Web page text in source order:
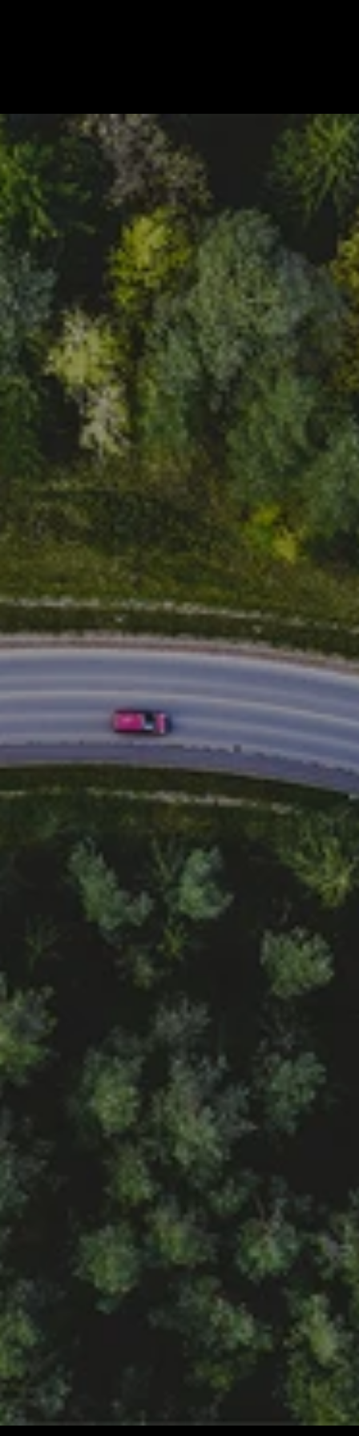
Download
MODBUS API
Download
!
Műszaki kérdés,
hibabejelentés csak az alábbi
help@voltie.eu
!
EGRESSY ANDRÁS
Értékesítési vezető
Telefonszám megjelenítése
KOZÁK GÁBOR
Nemzetközi Értékesítési Vezető
E-mail cím megjelenítése
Telefonszám megjelenítése
MAGYAR ZOLTÁN
Értékesítési Menedzser
E-mail cím megjelenítése
Telefonszám megjelenítése
Kiemelt Ügyfélkapcsolati Menedzser
E-mail cím megjelenítése
Telefonszám megjelenítése
Ügyfélmenedzser